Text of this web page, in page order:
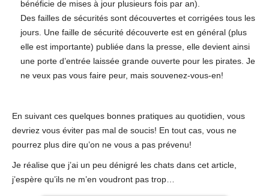
bénéficie de mises à jour plusieurs fois par an).
Des failles de sécurités sont découvertes et corrigées tous les
jours. Une faille de sécurité découverte est en général (plus
elle est importante) publiée dans la presse, elle devient ainsi
une porte d’entrée laissée grande ouverte pour les pirates. Je
ne veux pas vous faire peur, mais souvenez-vous-en!
En suivant ces quelques bonnes pratiques au quotidien, vous
devriez vous éviter pas mal de soucis! En tout cas, vous ne
pourrez plus dire qu’on ne vous a pas prévenu!
Je réalise que j’ai un peu dénigré les chats dans cet article,
j’espère qu’ils ne m’en voudront pas trop…